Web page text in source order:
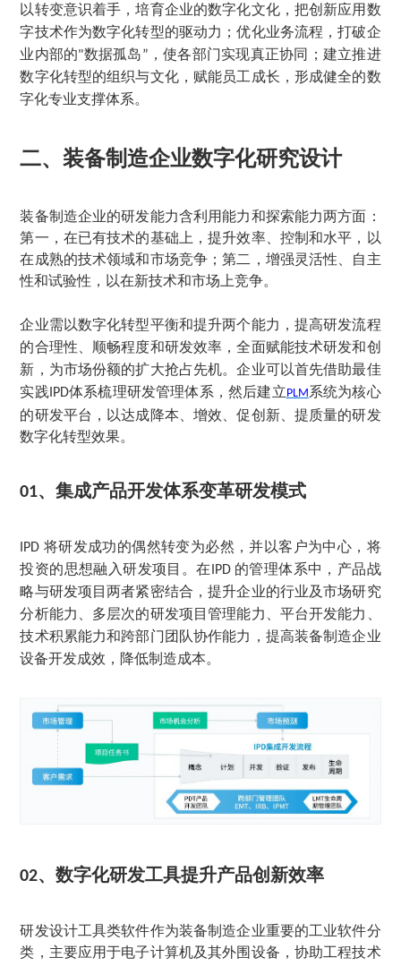
以转变意识着手，培育企业的数字化文化，把创新应用数
字技术作为数字化转型的驱动力；优化业务流程，打破企
业内部的"数据孤岛” ，使各部门实现真正协同；建立推进
数字化转型的组织与文化，赋能员工成长，形成健全的数
字化专业支撑体系。
二、装备制造企业数字化研究设计
装备制造企业的研发能力含利用能力和探索能力两方面：
第一，在已有技术的基础上，提升效率、控制和水平，以
在成熟的技术领域和市场竞争；第二，增强灵活性、自主
性和试验性，以在新技术和市场上竞争。
企业需以数字化转型平衡和提升两个能力，提高研发流程
的合理性、顺畅程度和研发效率，全面赋能技术研发和创
新，为市场份额的扩大抢占先机。企业可以首先借助最佳
实践IPD体系梳理研发管理体系，然后建立 PLM 系统为核心
的研发平台，以达成降本、增效、促创新、提质量的研发
数字化转型效果。
01、集成产品开发体系变革研发模式
IPD 将研发成功的偶然转变为必然，并以客户为中心，将
投资的思想融入研发项目。在 IPD 的管理体系中，产品战
略与研发项目两者紧密结合，提升企业的行业及市场研究
分析能力、多层次的研发项目管理能力、平台开发能力、
技术积累能力和跨部门团队协作能力，提高装备制造企业
设备开发成效，降低制造成本。
02、数字化研发工具提升产品创新效率
研发设计工具类软件作为装备制造企业重要的工业软件分
类，主要应用于电子计算机及其外围设备，协助工程技术